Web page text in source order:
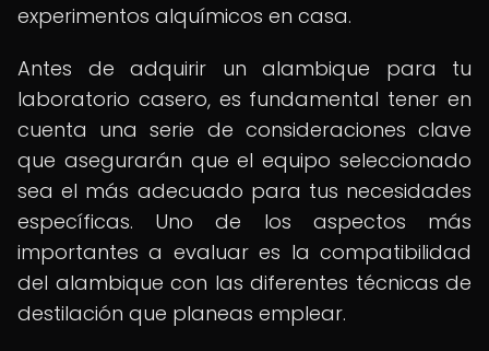
experimentos alquímicos en casa.
Antes de adquirir un alambique para tu
laboratorio casero, es fundamental tener en
cuenta una serie de consideraciones clave
que asegurarán que el equipo seleccionado
sea el más adecuado para tus necesidades
específicas. Uno de los aspectos más
importantes a evaluar es la compatibilidad
del alambique con las diferentes técnicas de
destilación que planeas emplear.